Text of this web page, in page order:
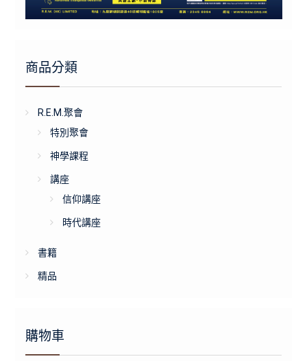
商品分類
R.E.M.聚會
特別聚會
神學課程
講座
信仰講座
時代講座
書籍
精品
購物車